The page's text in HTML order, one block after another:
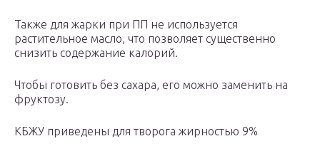
Также для жарки при ПП не используется
растительное масло, что позволяет существенно
снизить содержание калорий.
Чтобы готовить без сахара, его можно заменить на
фруктозу.
КБЖУ приведены для творога жирностью 9%